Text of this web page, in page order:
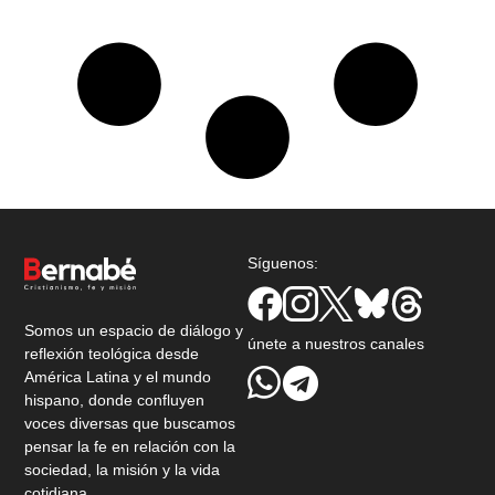
Somos un espacio de diálogo y
reflexión teológica desde
América Latina y el mundo
hispano, donde confluyen
voces diversas que buscamos
pensar la fe en relación con la
sociedad, la misión y la vida
Síguenos:
únete a nuestros canales